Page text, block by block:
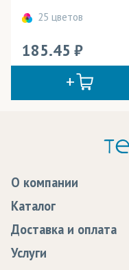
25 цветов
185.45
О компании
Статьи
Программа лояльности
Каталог
Доставка и оплата
Доставка
Оплата
Услуги
Образцы